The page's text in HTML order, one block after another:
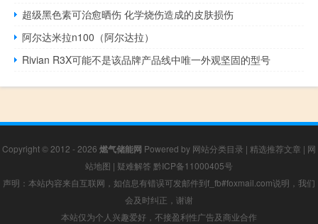
超级黑色素可治愈晒伤 化学烧伤造成的皮肤损伤
阿尔达米拉n100（阿尔达拉）
Rivian R3X可能不是该品牌产品线中唯一外观坚固的型号
Copyright © 2012 - 2026 燃气储能网 Powered by 网站分类目录 | 精选推荐文章 | 网
站地图 | 疑难解答 黔ICP备11000405号
声明：本站内容来自互联网，如信息有错误可发邮件到f_fb#foxmail.com说明，我们
会及时纠正，谢谢
本站仅为个人兴趣爱好，不接盈利性广告及商业合作